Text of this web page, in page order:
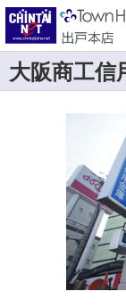
大阪商工信